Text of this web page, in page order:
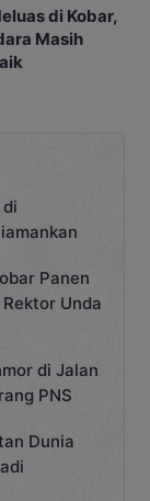
di Kobar,
Masih
Panen
Unda
di Jalan
PNS
Dunia